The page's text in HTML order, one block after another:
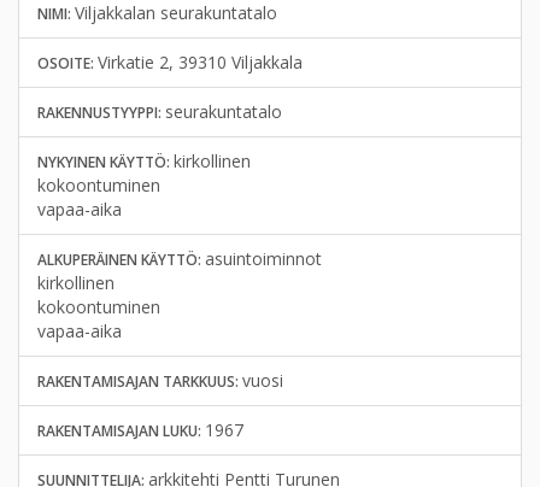
NIMI: Viljakkalan seurakuntatalo
OSOITE: Virkatie 2, 39310 Viljakkala
RAKENNUSTYYPPI: seurakuntatalo
NYKYINEN KÄYTTÖ: kirkollinen
kokoontuminen
vapaa-aika
ALKUPERÄINEN KÄYTTÖ: asuintoiminnot
kirkollinen
kokoontuminen
vapaa-aika
RAKENTAMISAJAN TARKKUUS: vuosi
RAKENTAMISAJAN LUKU: 1967
SUUNNITTELIJA: arkkitehti Pentti Turunen